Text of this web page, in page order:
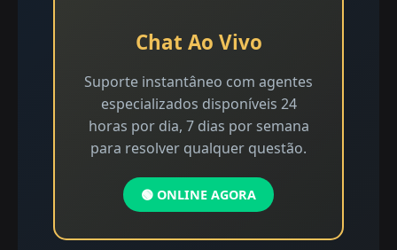
Chat Ao Vivo
Suporte instantâneo com agentes
especializados disponíveis 24
horas por dia, 7 dias por semana
para resolver qualquer questão.
🟢 ONLINE AGORA